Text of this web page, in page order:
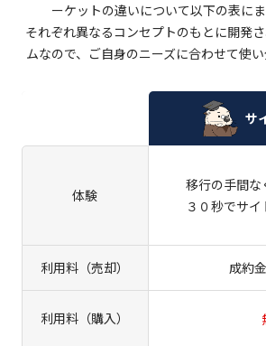
ーケットの違いについて以下の表にま
それぞれ異なるコンセプトのもとに開発
ムなので、ご自身のニーズに合わせて使
サ
体験
移行の手間な
３０秒でサ
利用料（売却） 成約
利用料（購入）